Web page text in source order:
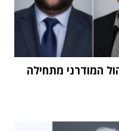
המודרני מתחילה